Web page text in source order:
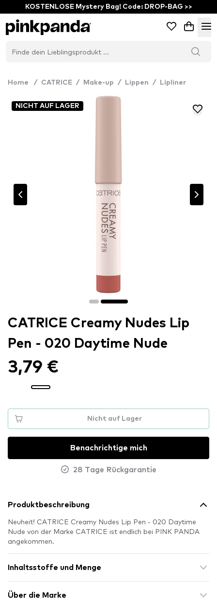
KOSTENLOSE Mystery Bag! Code: DROP-BAG >>
Home / CATRICE / Make-up / Lippen / Lipliner
NICHT AUF LAGER
CATRICE Creamy Nudes Lip
Pen - 020 Daytime Nude
3,79 €
Nicht auf Lager
Benachrichtige mich
28 Tage Rückgarantie
Produktbeschreibung
Neuheit! CATRICE Creamy Nudes Lip Pen - 020 Daytime
Nude von der Marke CATRICE ist endlich bei PINK PANDA
angekommen.
Inhaltsstoffe und Menge
Über die Marke